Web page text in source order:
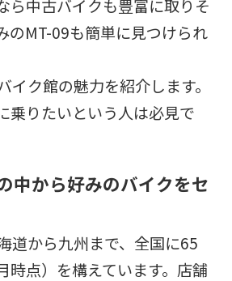
ら中古バイクも豊富に取りそ
のMT-09も簡単に見つけられ
イク館の魅力を紹介します。
乗りたいという人は必見で
中から好みのバイクをセ
道から九州まで、全国に65
時点）​​を構えています。店舗